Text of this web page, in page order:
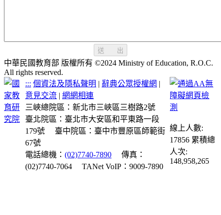
送 出
中華民國教育部 版權所有 ©2024 Ministry of Education, R.O.C.
All rights reserved.
::: 個資法及隱私聲明 | 辭典公眾授權網 |
意見交流 |網網相連
三峽總院區：新北市三峽區三樹路2號
臺北院區：臺北市大安區和平東路一段
179號
臺中院區：臺中市豐原區師範街
67號
電話總機：(02)7740-7890
傳真：
(02)7740-7064
TANet VoIP：9009-7890
線上人數:
17856 累積總
人次:
148,958,265